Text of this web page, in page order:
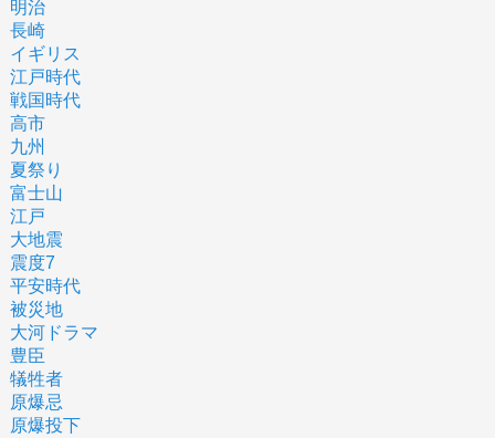
明治
長崎
イギリス
江戸時代
戦国時代
高市
九州
夏祭り
富士山
江戸
大地震
震度7
平安時代
被災地
大河ドラマ
豊臣
犠牲者
原爆忌
原爆投下